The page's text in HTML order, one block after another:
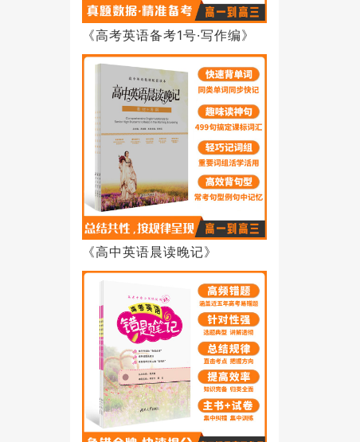
《高考英语备考1号·写作编》
《高中英语晨读晚记》